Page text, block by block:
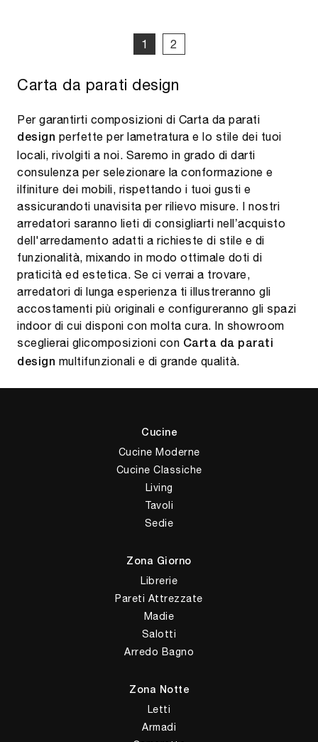
1 2
Carta da parati design
Per garantirti composizioni di Carta da parati
design perfette per lametratura e lo stile dei tuoi
locali, rivolgiti a noi. Saremo in grado di darti
consulenza per selezionare la conformazione e
ilfiniture dei mobili, rispettando i tuoi gusti e
assicurandoti unavisita per rilievo misure. I nostri
arredatori saranno lieti di consigliarti nell’acquisto
dell'arredamento adatti a richieste di stile e di
funzionalità, mixando in modo ottimale doti di
praticità ed estetica. Se ci verrai a trovare,
arredatori di lunga esperienza ti illustreranno gli
accostamenti più originali e configureranno gli spazi
indoor di cui disponi con molta cura. In showroom
sceglierai glicomposizioni con Carta da parati
design multifunzionali e di grande qualità.
Cucine
Cucine Moderne
Cucine Classiche
Living
Tavoli
Sedie
Zona Giorno
Librerie
Pareti Attrezzate
Madie
Salotti
Arredo Bagno
Zona Notte
Letti
Armadi